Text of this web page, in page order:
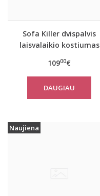
Sofa Killer dvispalvis
laisvalaikio kostiumas
10900€
DAUGIAU
Naujiena